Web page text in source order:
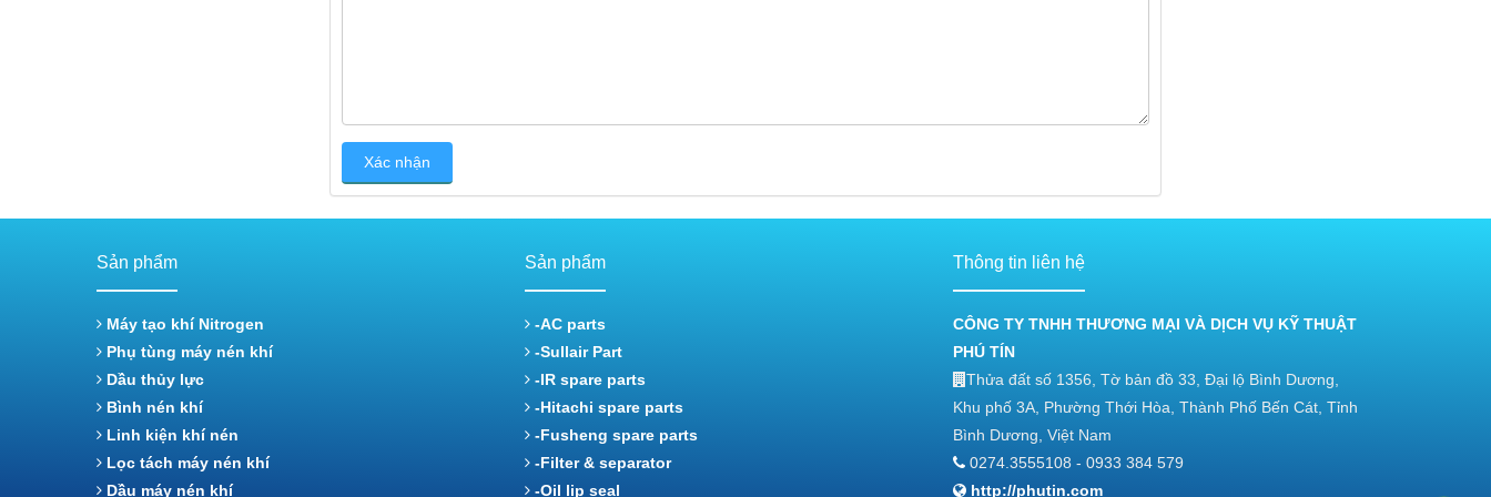
Sản phẩm
Máy tạo khí Nitrogen
Phụ tùng máy nén khí
Dầu thủy lực
Bình nén khí
Linh kiện khí nén
Lọc tách máy nén khí
Dầu máy nén khí
Sản phẩm
-AC parts
-Sullair Part
-IR spare parts
-Hitachi spare parts
-Fusheng spare parts
-Filter & separator
-Oil lip seal
Thông tin liên hệ
CÔNG TY TNHH THƯƠNG MẠI VÀ DỊCH VỤ KỸ THUẬT
PHÚ TÍN
Thửa đất số 1356, Tờ bản đồ 33, Đại lộ Bình Dương,
Khu phố 3A, Phường Thới Hòa, Thành Phố Bến Cát, Tỉnh
Bình Dương, Việt Nam
0274.3555108 - 0933 384 579
http://phutin.com